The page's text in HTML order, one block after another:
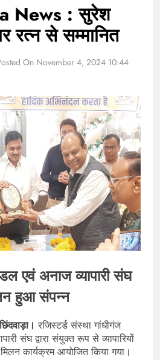
News : सुरेश
रत्न से सम्मानित
On November 4, 2024 10:44
एवं अनाज व्यापारी संघ
हुआ संपन्न
रजिस्टर्ड संस्था गांधीगंज
संघ द्वारा संयुक्त रूप से व्यापारियों
कार्यक्रम आयोजित किया गया।